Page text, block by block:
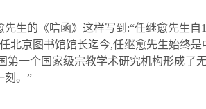
先生的《唁函》这样写到 :“任继愈先生自
北京图书馆馆长迄今,任继愈先生始终是
第一个国家级宗教学术研究机构形成了
刻。”